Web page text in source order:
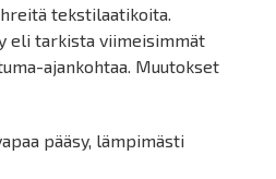
tekstilaatikoita.
eli tarkista viimeisimmät
ajankohtaa. Muutokset
pääsy, lämpimästi